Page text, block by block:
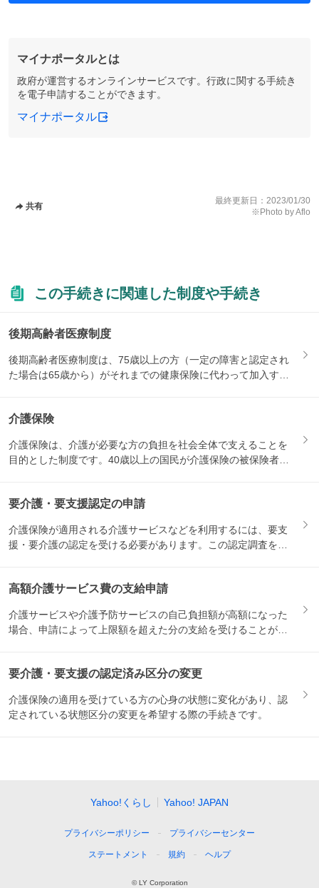
マイナポータルとは
政府が運営するオンラインサービスです。行政に関する手続き
を電子申請することができます。
マイナポータル
共有
最終更新日： 2023/01/30
※Photo by Aflo
この手続きに関連した制度や手続き
後期高齢者医療制度
後期高齢者医療制度は、75歳以上の方（一定の障害と認定され
た場合は65歳から）がそれまでの健康保険に代わって加入する
介護保険
介護保険は、介護が必要な方の負担を社会全体で支えることを
目的とした制度です。40歳以上の国民が介護保険の被保険者と
要介護・要支援認定の申請
介護保険が適用される介護サービスなどを利用するには、要支
援・要介護の認定を受ける必要があります。この認定調査を受
高額介護サービス費の支給申請
介護サービスや介護予防サービスの自己負担額が高額になった
場合、申請によって上限額を超えた分の支給を受けることがで
要介護・要支援の認定済み区分の変更
介護保険の適用を受けている方の心身の状態に変化があり、認
定されている状態区分の変更を希望する際の手続きです。
Yahoo!くらし Yahoo! JAPAN
プライバシーポリシー プライバシーセンター
ステートメント 規約 ヘルプ
© LY Corporation